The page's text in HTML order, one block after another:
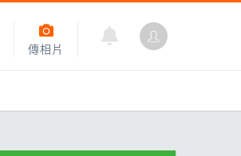
傳相片